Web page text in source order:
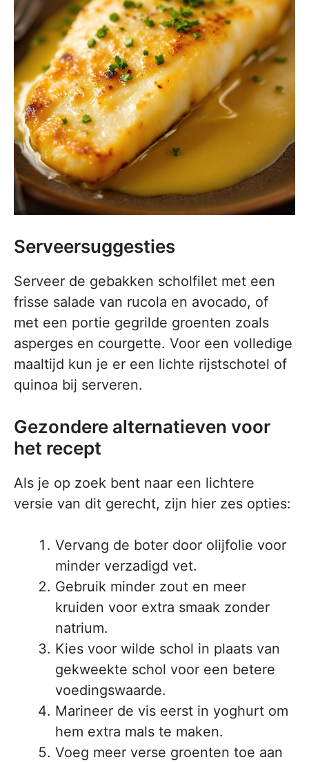
Serveersuggesties
Serveer de gebakken scholfilet met een
frisse salade van rucola en avocado, of
met een portie gegrilde groenten zoals
asperges en courgette. Voor een volledige
maaltijd kun je er een lichte rijstschotel of
quinoa bij serveren.
Gezondere alternatieven voor
het recept
Als je op zoek bent naar een lichtere
versie van dit gerecht, zijn hier zes opties:
Vervang de boter door olijfolie voor
minder verzadigd vet.
Gebruik minder zout en meer
kruiden voor extra smaak zonder
natrium.
Kies voor wilde schol in plaats van
gekweekte schol voor een betere
voedingswaarde.
Marineer de vis eerst in yoghurt om
hem extra mals te maken.
Voeg meer verse groenten toe aan